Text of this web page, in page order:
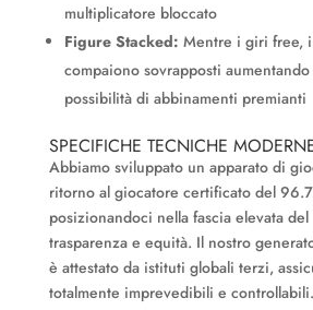
multiplicatore bloccato
Figure Stacked: Mentre i giri free,
compaiono sovrapposti
possibilità di abbinamenti premianti
SPECIFICHE TECNICHE
Abbiamo sviluppato un apparato di
ritorno al giocatore certificato del
posizionandoci nella fascia elevata
trasparenza e equità. Il nostro
è attestato da istituti globali terzi,
totalmente imprevedibili e controllabili.